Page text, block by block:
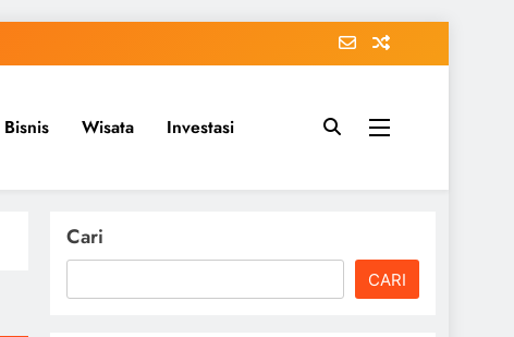
Bisnis Wisata Investasi
Cari
CARI